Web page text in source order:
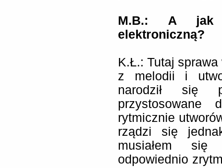
M.B.:
A jak
elektroniczną?
K.Ł.: Tutaj
z melodii i
narodził się
przystosowane
rytmicznie
rządzi się
musiałem się
odpowiednio